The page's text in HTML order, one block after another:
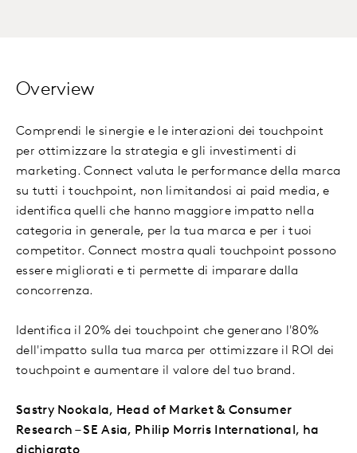
Overview
Comprendi le sinergie e le interazioni dei touchpoint
per ottimizzare la strategia e gli investimenti di
marketing. Connect valuta le performance della marca
su tutti i touchpoint, non limitandosi ai paid media, e
identifica quelli che hanno maggiore impatto nella
categoria in generale, per la tua marca e per i tuoi
competitor. Connect mostra quali touchpoint possono
essere migliorati e ti permette di imparare dalla
concorrenza.
Identifica il 20% dei touchpoint che generano l'80%
dell'impatto sulla tua marca per ottimizzare il ROI dei
touchpoint e aumentare il valore del tuo brand.
Sastry Nookala, Head of Market & Consumer
Research – SE Asia, Philip Morris International, ha